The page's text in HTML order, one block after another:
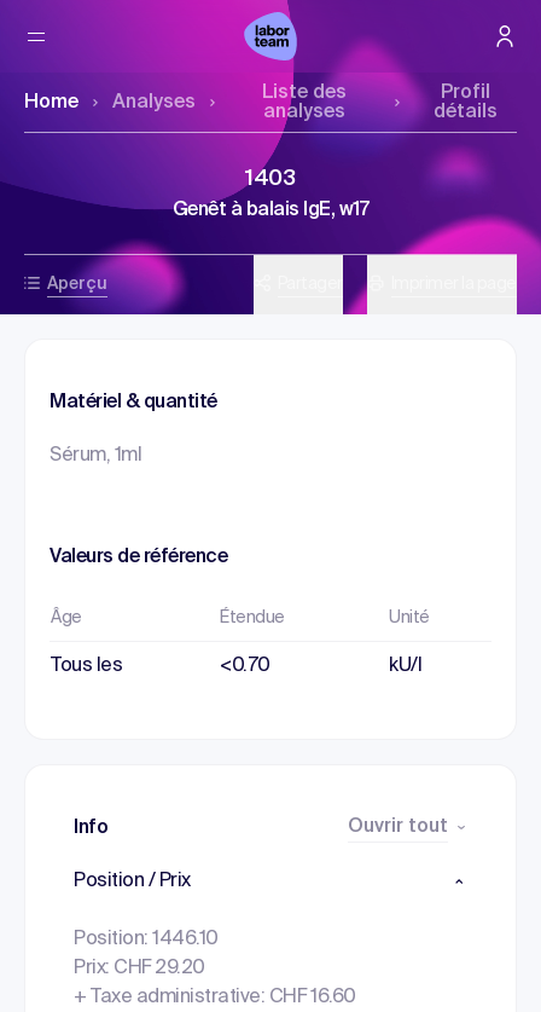
Home Analyses
Liste des
analyses
Profil
détails
Aperçu
1403
Genêt à balais IgE, w17
Matériel & quantité
Sérum, 1ml
Valeurs de référence
Âge Étendue Unité
Tous les <0.70 kU/l
Info Ouvrir tout
Position / Prix
Position: 1446.10
Prix: CHF 29.20
+ Taxe administrative: CHF 16.60